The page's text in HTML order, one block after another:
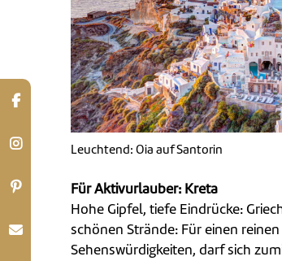
Leuchtend: Oia auf Santorin
Für Aktivurlauber: Kreta
Hohe Gipfel, tiefe Eindrücke:
schönen Strände: Für einen
Sehenswürdigkeiten, darf sich